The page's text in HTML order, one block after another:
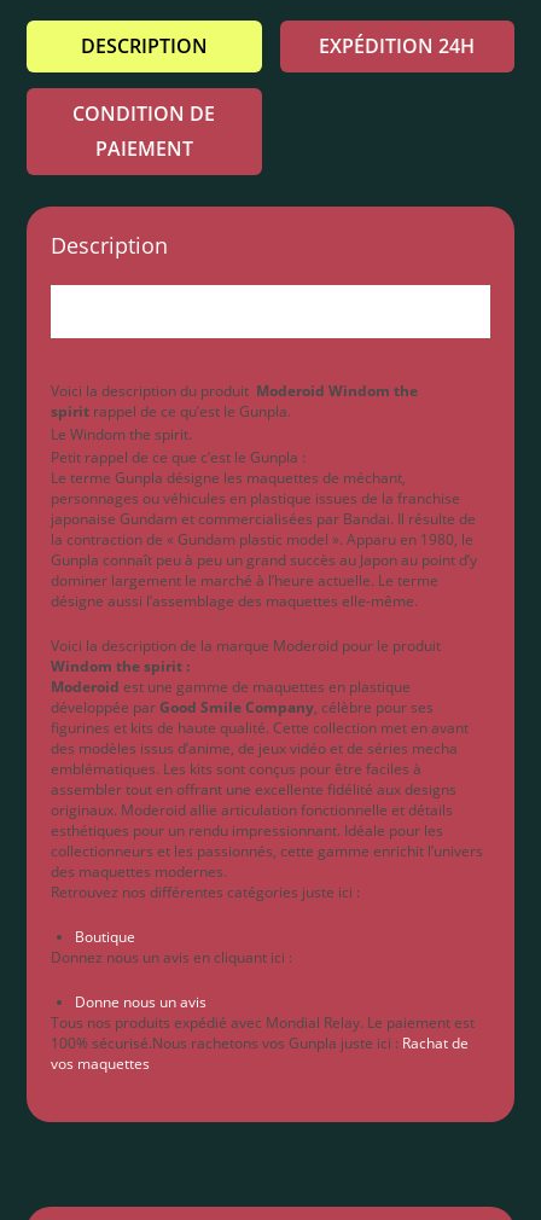
DESCRIPTION EXPÉDITION 24H
CONDITION DE
PAIEMENT
Description
Voici la description du produit Moderoid Windom the
spirit rappel de ce qu’est le Gunpla.
Le Windom the spirit.
Petit rappel de ce que c’est le Gunpla :
Le terme Gunpla désigne les maquettes de méchant,
personnages ou véhicules en plastique issues de la franchise
japonaise Gundam et commercialisées par Bandai. Il résulte de
la contraction de « Gundam plastic model ». Apparu en 1980, le
Gunpla connaît peu à peu un grand succès au Japon au point d’y
dominer largement le marché à l’heure actuelle. Le terme
désigne aussi l’assemblage des maquettes elle-même.
Voici la description de la marque Moderoid pour le produit
Windom the spirit :
Moderoid est une gamme de maquettes en plastique
développée parGood Smile Company, célèbre pour ses
figurines et kits de haute qualité. Cette collection met en avant
des modèles issus d’anime, de jeux vidéo et de séries mecha
emblématiques. Les kits sont conçus pour être faciles à
assembler tout en offrant une excellente fidélité aux designs
originaux. Moderoid allie articulation fonctionnelle et détails
esthétiques pour un rendu impressionnant. Idéale pour les
collectionneurs et les passionnés, cette gamme enrichit l’univers
des maquettes modernes.
Retrouvez nos différentes catégories juste ici :
Boutique
Donnez nous un avis en cliquant ici :
Donne nous un avis
Tous nos produits expédié avec Mondial Relay. Le paiement est
100% sécurisé.Nous rachetons vos Gunpla juste ici : Rachat de
vos maquettes